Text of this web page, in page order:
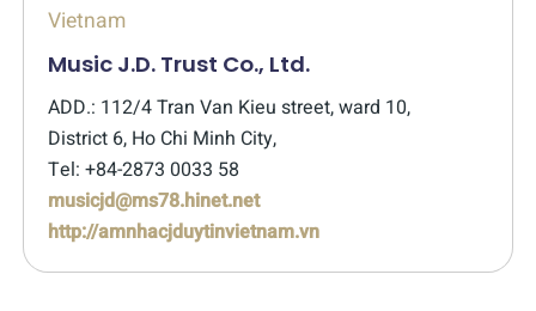
Vietnam
Music J.D. Trust Co., Ltd.
ADD.: 112/4 Tran Van Kieu street, ward 10,
District 6, Ho Chi Minh City,
Tel: +84-2873 0033 58
musicjd@ms78.hinet.net
http://amnhacjduytinvietnam.vn